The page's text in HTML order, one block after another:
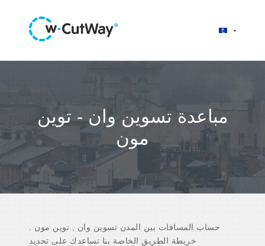
مباعدة تسوين وان - توين
مون
حساب المسافات بين المدن تسوين وان , توين مون .
خريطة الطريق الخاصة بنا تساعدك على تحديد